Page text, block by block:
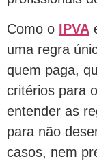
Como o IPVA
uma regra
quem paga,
critérios para
entender as
para não
casos, nem